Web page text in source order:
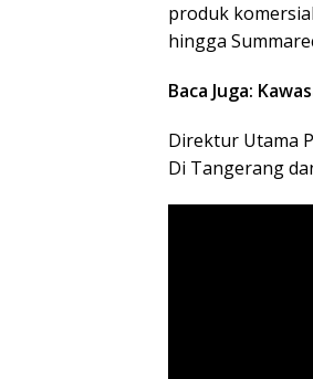
produk
hingga
Baca Juga:
Direktur Utama
Di Tangerang